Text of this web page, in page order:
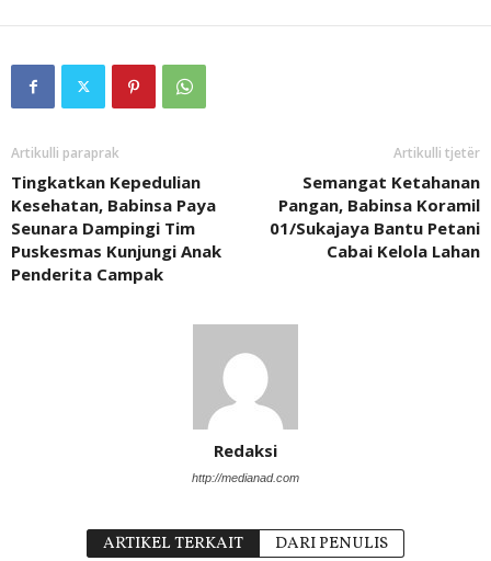
Artikulli paraprak
Tingkatkan Kepedulian
Kesehatan, Babinsa Paya
Seunara Dampingi Tim
Puskesmas Kunjungi Anak
Penderita Campak
Artikulli tjetër
Semangat Ketahanan
Pangan, Babinsa Koramil
01/Sukajaya Bantu Petani
Cabai Kelola Lahan
Redaksi
http://medianad.com
ARTIKEL TERKAIT DARI PENULIS